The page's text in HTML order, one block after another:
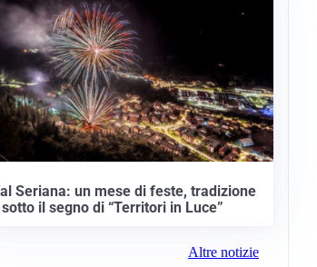
Seriana: un mese di feste, tradizione
il segno di “Territori in Luce”
Altre notizie